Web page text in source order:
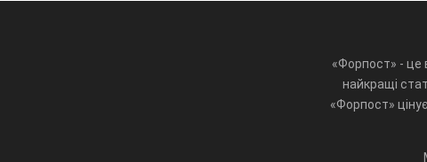
«Форпост» - це
найкращі
«Форпост»